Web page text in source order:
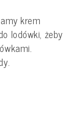
krem
lodówki, żeby